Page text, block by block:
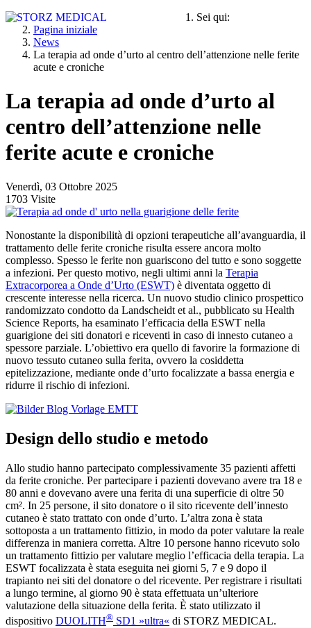
Sei qui:
Pagina iniziale
News
La terapia ad onde d’urto al centro dell’attenzione nelle ferite
acute e croniche
La terapia ad onde d’urto al
centro dell’attenzione nelle
ferite acute e croniche
Venerdì, 03 Ottobre 2025
1703 Visite
Nonostante la disponibilità di opzioni terapeutiche all’avanguardia, il
trattamento delle ferite croniche risulta essere ancora molto
complesso. Spesso le ferite non guariscono del tutto e sono soggette
a infezioni. Per questo motivo, negli ultimi anni la Terapia
Extracorporea a Onde d’Urto (ESWT) è diventata oggetto di
crescente interesse nella ricerca. Un nuovo studio clinico prospettico
randomizzato condotto da Landscheidt et al., pubblicato su Health
Science Reports, ha esaminato l’efficacia della ESWT nella
guarigione dei siti donatori e riceventi in caso di innesto cutaneo a
spessore parziale. L’obiettivo era quello di favorire la formazione di
nuovo tessuto cutaneo sulla ferita, ovvero la cosiddetta
epitelizzazione, mediante onde d’urto focalizzate a bassa energia e
ridurre il rischio di infezioni.
Design dello studio e metodo
Allo studio hanno partecipato complessivamente 35 pazienti affetti
da ferite croniche. Per partecipare i pazienti dovevano avere tra 18 e
80 anni e dovevano avere una ferita di una superficie di oltre 50
cm². In 25 persone, il sito donatore o il sito ricevente dell’innesto
cutaneo è stato trattato con onde d’urto. L’altra zona è stata
sottoposta a un trattamento fittizio, in modo da poter valutare la reale
differenza in maniera corretta. Altre 10 persone hanno ricevuto solo
un trattamento fittizio per valutare meglio l’efficacia della terapia. La
ESWT focalizzata è stata eseguita nei giorni 5, 7 e 9 dopo il
trapianto nei siti del donatore o del ricevente. Per registrare i risultati
a lungo termine, al giorno 90 è stata effettuata un’ulteriore
valutazione della situazione della ferita. È stato utilizzato il
dispositivo DUOLITH® SD1 »ultra« di STORZ MEDICAL.